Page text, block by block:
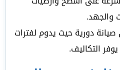
والجهد.
صيانة دورية حيث يدوم لفترات
التكاليف.